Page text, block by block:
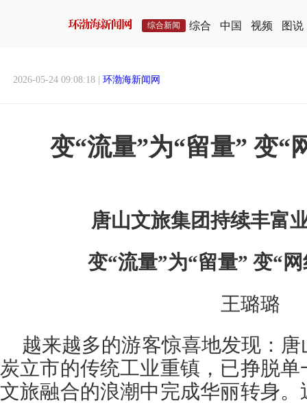
综合新闻 综合 中国 视频 图说
2026-05-24 09:08:18 | 环渤海新闻网
变“流量”为“留量” 变“
唐山文旅集团持续丰富
变“流量”为“留量” 变“
王璐璐
越来越多的游客惊喜地发现：
炭立市的传统工业重镇，已挣脱
文旅融合的浪潮中完成华丽转身